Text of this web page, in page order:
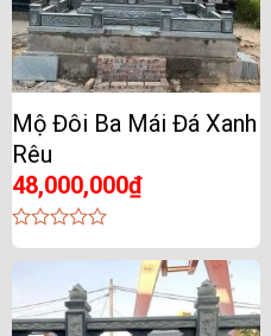
Mộ Đôi Ba Mái Đá Xanh
Rêu
48,000,000₫
0
5